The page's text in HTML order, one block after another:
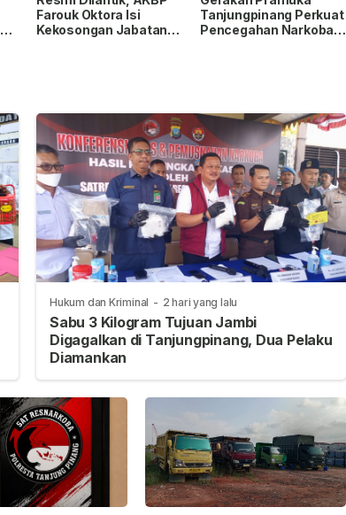
Farouk Oktora Isi
Kekosongan Jabatan
Tanjungpinang Perkuat
Pencegahan Narkoba
Hukum dan Kriminal - 2 hari yang lalu
Sabu 3 Kilogram Tujuan Jambi
Digagalkan di Tanjungpinang, Dua Pelaku
Diamankan